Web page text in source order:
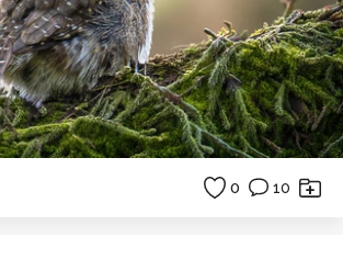
0 10